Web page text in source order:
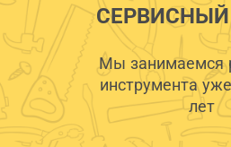
Мы занимаемся
инструмента
лет